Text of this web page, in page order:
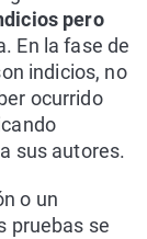
pero
En la fase de
indicios, no
ocurrido
sus autores.
o un
pruebas se